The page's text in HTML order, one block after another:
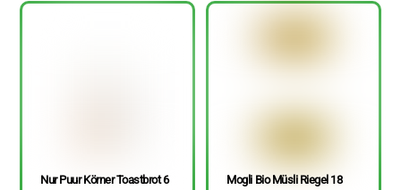
Nur Puur Körner Toastbrot 6
Mogli Bio Müsli Riegel 18